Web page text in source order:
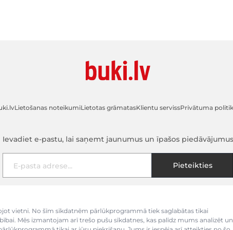
vietni. No šīm sīkdatnēm pārlūkprogrammā tiek saglabātas tikai
Mēs izmantojam arī trešo pušu sīkdatnes, kas palīdz mums analizēt un
Lietošanas noteikumiLietotas grāmatasKlientu servissPrivātuma
Ievadiet e-pastu, lai saņemt jaunumus un īpašos piedāvājumus
Pieteikties